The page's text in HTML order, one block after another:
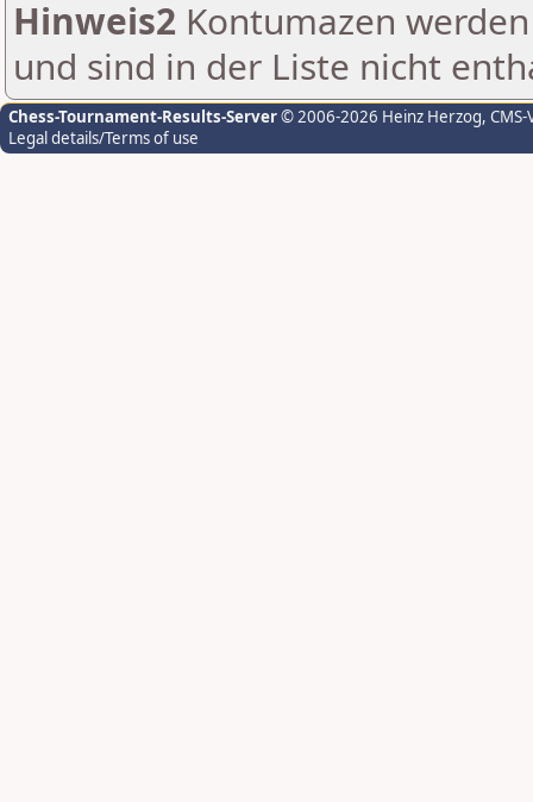
Hinweis2 Kontumazen
und sind in der Liste nicht
Chess-Tournament-Results-Server© 2006-2026 Heinz Herzog,
Legal details/Terms of use